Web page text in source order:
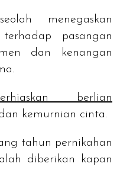
menegaskan
pasangan
dan kenangan
berlian
kemurnian cinta.
tahun pernikahan
diberikan kapan